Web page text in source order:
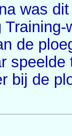
was
de
bij de